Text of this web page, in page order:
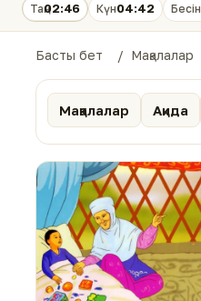
Таң02:46 Күн04:42 Бесін
Басты бет Мақалалар
Мақалалар Ақида